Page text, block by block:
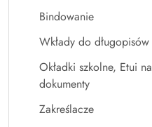
Bindowanie
Wkłady do długopisów
Okładki szkolne, Etui na
dokumenty
Zakreślacze